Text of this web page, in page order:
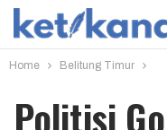
Home Belitung Timur
Politisi